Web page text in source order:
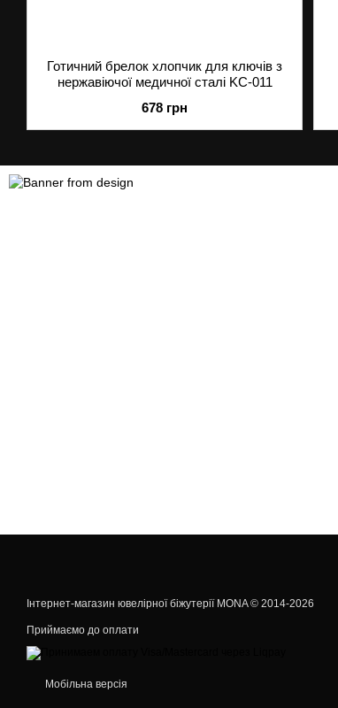
Готичний брелок хлопчик для ключів з
нержавіючої медичної сталі KC-011
678 грн
Інтернет-магазин ювелірної біжутерії MONA © 2014-2026
Приймаємо до оплати
Мобільна версія